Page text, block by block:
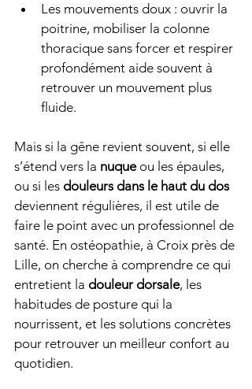
Les mouvements doux : ouvrir la
poitrine, mobiliser la colonne
thoracique sans forcer et respirer
profondément aide souvent à
retrouver un mouvement plus
fluide.
Mais si la gêne revient souvent, si elle
s’étend vers la nuque ou les épaules,
ou si les douleurs dans le haut du dos
deviennent régulières, il est utile de
faire le point avec un professionnel de
santé. En ostéopathie, à Croix près de
Lille, on cherche à comprendre ce qui
entretient la douleur dorsale, les
habitudes de posture qui la
nourrissent, et les solutions concrètes
pour retrouver un meilleur confort au
quotidien.